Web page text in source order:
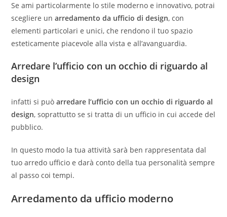
Se ami particolarmente lo stile moderno e innovativo, potrai
scegliere unarredamento da ufficio di design, con
elementi particolari e unici, che rendono il tuo spazio
esteticamente piacevole alla vista e all’avanguardia.
Arredare l’ufficio con un occhio di riguardo al
design
infatti si può arredare l’ufficio con un occhio di riguardo al
design, soprattutto se si tratta di un ufficio in cui accede del
pubblico.
In questo modo la tua attività sarà ben rappresentata dal
tuo arredo ufficio e darà conto della tua personalità sempre
al passo coi tempi.
Arredamento da ufficio moderno